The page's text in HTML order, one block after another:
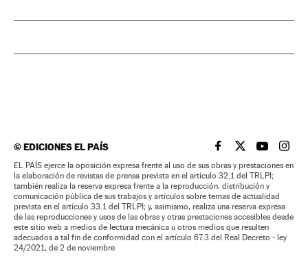
©EDICIONES EL PAÍS EL PAÍS BRASIL EN
EL PAÍSEL PAÍS
EL
EL PAÍS ejerce la oposición expresa frente al uso de sus obras y prestaciones en
la elaboración de revistas de prensa prevista en el artículo 32.1 del TRLPI;
también realiza la reserva expresa frente a la reproducción, distribución y
comunicación pública de sus trabajos y artículos sobre temas de actualidad
prevista en el artículo 33.1 del TRLPI; y, asimismo, realiza una reserva expresa
de las reproducciones y usos de las obras y otras prestaciones accesibles desde
este sitio web a medios de lectura mecánica u otros medios que resulten
adecuados a tal fin de conformidad con el artículo 67.3 del Real Decreto - ley
24/2021, de 2 de noviembre